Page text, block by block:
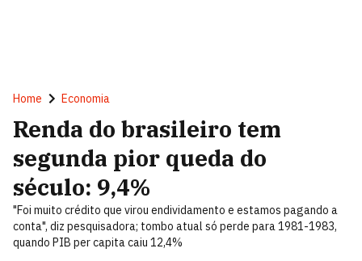
Home Economia
Renda do brasileiro tem
segunda pior queda do
século: 9,4%
"Foi muito crédito que virou endividamento e estamos pagando a
conta", diz pesquisadora; tombo atual só perde para 1981-1983,
quando PIB per capita caiu 12,4%